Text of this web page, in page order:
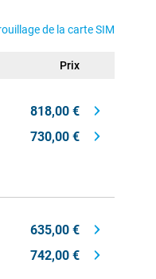
de la carte SIM
Prix
818,00 €
730,00 €
635,00 €
742,00 €